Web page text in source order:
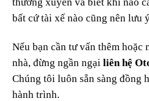
bất cứ tài xế nào cũng nên lưu
Nếu bạn cần tư vấn thêm
nhà, đừng ngần ngại liên hệ
Chúng tôi luôn sẵn sàng đồng
hành trình.